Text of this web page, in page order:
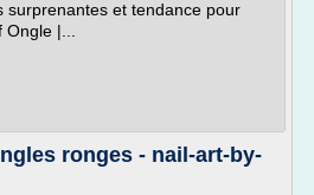
surprenantes et tendance pour
|...
ronges - nail-art-by-